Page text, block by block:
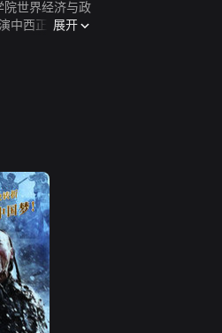
院世界经济与政
中西正弘；201
健次郎；同
中，与甘婷婷
展开